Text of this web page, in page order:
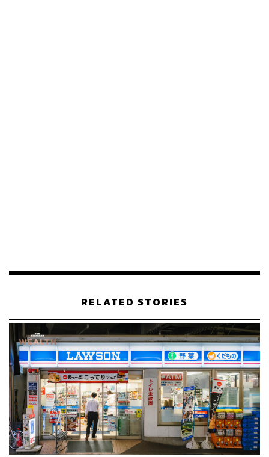
แพร่ระบาดของโรคอย่างเคร่งครัดต่อไป
พิสูจน์อักษร: วรรษมล สิงหโกมล
อ้างอิง:
https://www.facebook.com/114517608647869/posts/
3584796678286594/
TAGS: สระว่ายน้ำ ร้านสะดวกซื้อ ห้องสมุด
ร้านอาหาร
เชื้อไวรัสโคโรนา
COVID-19
โควิด-19
มาตรการคลายล็อก
สนามกีฬา หอศิลป์
RELATED STORIES